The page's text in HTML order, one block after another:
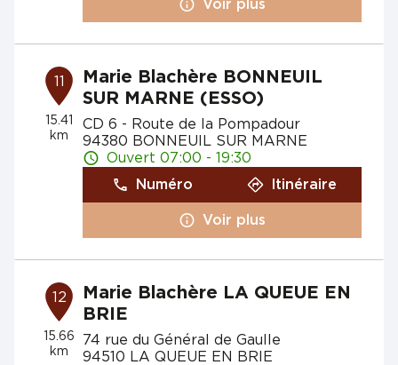
Voir plus
11
15.41
km
Marie Blachère BONNEUIL
SUR MARNE (ESSO)
CD 6 - Route de la Pompadour
94380 BONNEUIL SUR MARNE
Ouvert 07:00 - 19:30
Numéro
Itinéraire
Voir plus
12
15.66
km
Marie Blachère LA QUEUE EN
BRIE
74 rue du Général de Gaulle
94510 LA QUEUE EN BRIE